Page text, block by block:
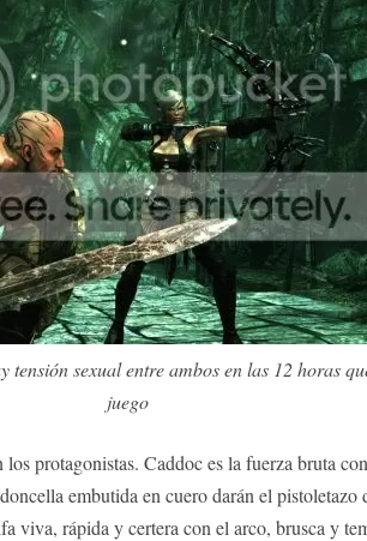
tensión sexual entre ambos en las 12 horas
juego
protagonistas. Caddoc es la fuerza bruta
embutida en cuero darán el pistoletazo
viva, rápida y certera con el arco, brusca y